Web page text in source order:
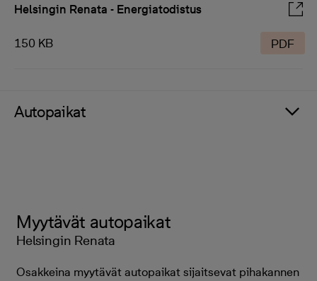
Helsingin Renata - Energiatodistus
150 KB PDF
Autopaikat
Myytävät autopaikat
Helsingin Renata
Osakkeina myytävät autopaikat sijaitsevat pihakannen